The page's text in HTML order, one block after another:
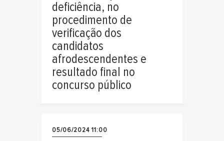
deficiência, no
procedimento de
verificação dos
candidatos
afrodescendentes e
resultado final no
concurso público
05/06/2024 11:00